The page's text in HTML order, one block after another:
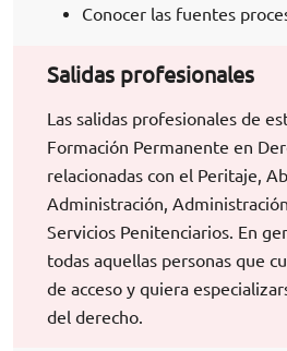
Conocer las fuentes
Salidas profesionales
Las salidas profesionales de
Formación Permanente en
relacionadas con el Peritaje,
Administración,
Servicios Penitenciarios. En
todas aquellas personas que
de acceso y quiera
del derecho.